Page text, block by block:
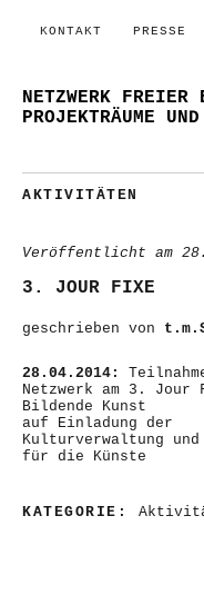
KONTAKT PRESSE
NETZWERK FREIER
PROJEKTRÄUME
AKTIVITÄTEN
Veröffentlicht am
3. JOUR FIXE
geschrieben von
28.04.2014:
Netzwerk am 3. Jour
Bildende Kunst
auf Einladung der
Kulturverwaltung und
für die Künste
KATEGORIE: